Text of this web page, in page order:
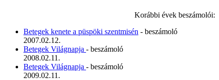
Korábbi évek beszámolói:
Betegek kenete a püspöki szentmisén - beszámoló
2007.02.12.
Betegek Világnapja - beszámoló
2008.02.11.
Betegek Világnapja - beszámoló
2009.02.11.